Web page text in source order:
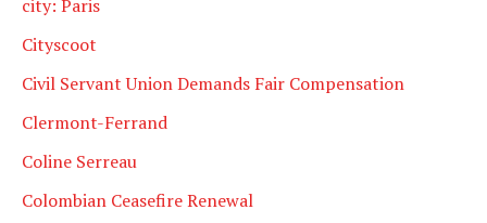
city: Paris
Cityscoot
Civil Servant Union Demands Fair Compensation
Clermont-Ferrand
Coline Serreau
Colombian Ceasefire Renewal